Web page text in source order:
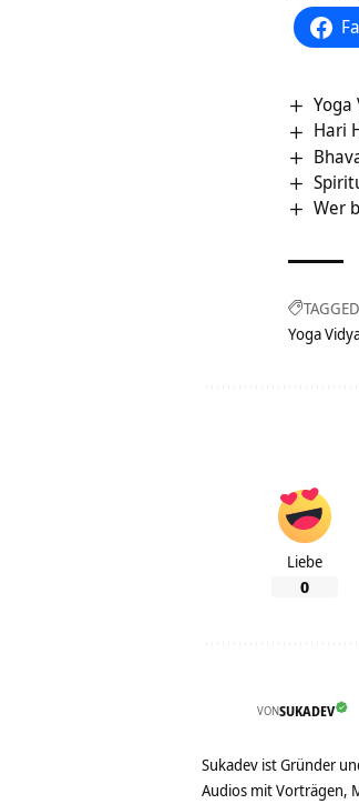
Hari
Wer
Yoga
Liebe
0
VONSUKADEV
Sukadev ist Gründer
Audios mit Vorträgen,